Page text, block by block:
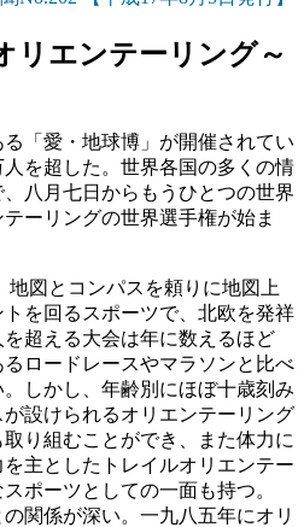
リエンテーリング～
「愛・地球博」が開催されてい
を超した。世界各国の多くの情
八月七日からもうひとつの世界
ーリングの世界選手権が始ま
図とコンパスを頼りに地図上
を回るスポーツで、北欧を発祥
超える大会は年に数えるほど
ロードレースやマラソンと比べ
しかし、年齢別にほぼ十歳刻み
設けられるオリエンテーリング
り組むことができ、また体力に
主としたトレイルオリエンテー
ポーツとしての一面も持つ。
関係が深い。一九八五年にオリ